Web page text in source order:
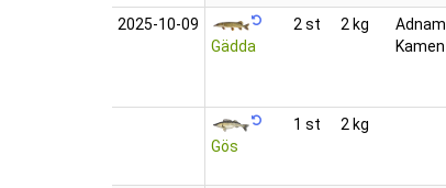
2025‑10‑09
Gädda
2 st 2 kg
Adnam
Kamen
Gös
1 st 2 kg